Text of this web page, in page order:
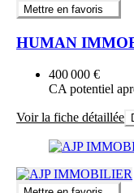
Mettre en favoris
HUMAN
400 000 €
CA potentiel
Voir la fiche détaillée